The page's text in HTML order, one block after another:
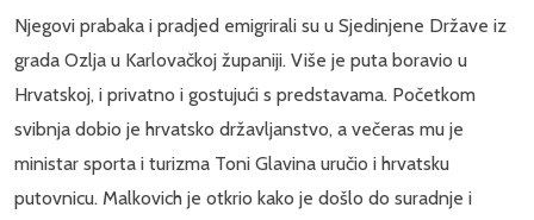
Njegovi prabaka i pradjed emigrirali su u Sjedinjene Države iz
grada Ozlja u Karlovačkoj županiji. Više je puta boravio u
Hrvatskoj, i privatno i gostujući s predstavama. Početkom
svibnja dobio je hrvatsko državljanstvo, a večeras mu je
ministar sporta i turizma Toni Glavina uručio i hrvatsku
putovnicu. Malkovich je otkrio kako je došlo do suradnje i